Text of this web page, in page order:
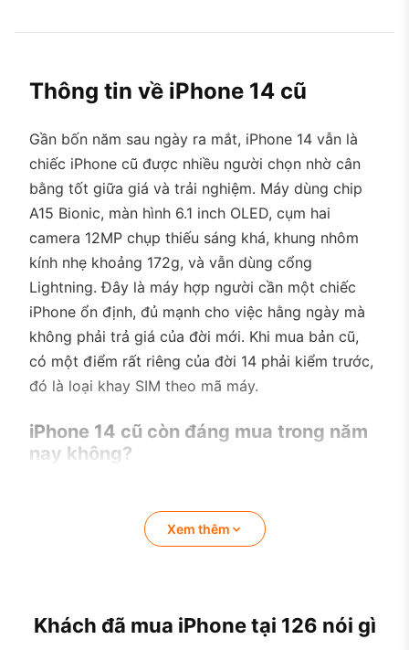
Thông tin về iPhone 14 cũ
Gần bốn năm sau ngày ra mắt, iPhone 14 vẫn là
chiếc iPhone cũ được nhiều người chọn nhờ cân
bằng tốt giữa giá và trải nghiệm. Máy dùng chip
A15 Bionic, màn hình 6.1 inch OLED, cụm hai
camera 12MP chụp thiếu sáng khá, khung nhôm
kính nhẹ khoảng 172g, và vẫn dùng cổng
Lightning. Đây là máy hợp người cần một chiếc
iPhone ổn định, đủ mạnh cho việc hằng ngày mà
không phải trả giá của đời mới. Khi mua bản cũ,
có một điểm rất riêng của đời 14 phải kiểm trước,
đó là loại khay SIM theo mã máy.
iPhone 14 cũ còn đáng mua trong năm
nay không?
inch, hiệu năng đủ mạnh cho mọi tác vụ thường
ngày, camera chụp thiếu sáng tốt hơn đời trước,
Xem thêm
Khách đã mua iPhone tại 126 nói gì